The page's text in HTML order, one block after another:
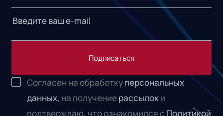
Подписаться
Согласен на обработкуперсональных
данных, на получениерассылоки
подтверждаю, что ознакомился с Политикой